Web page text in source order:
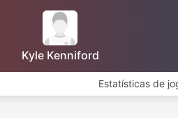
Kyle Kenniford
Estatísticas de